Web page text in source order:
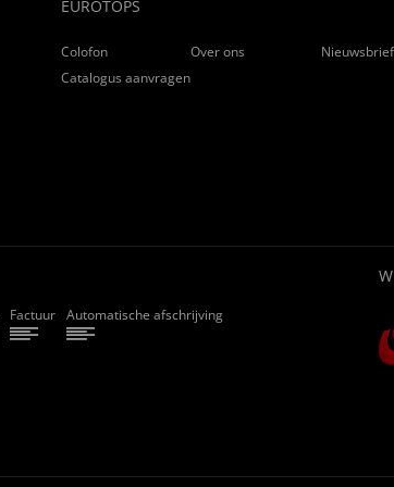
EUROTOPS
Colofon Over ons
Nieuwsbrief
Catalogus aanvragen
Factuur Automatische afschrijving